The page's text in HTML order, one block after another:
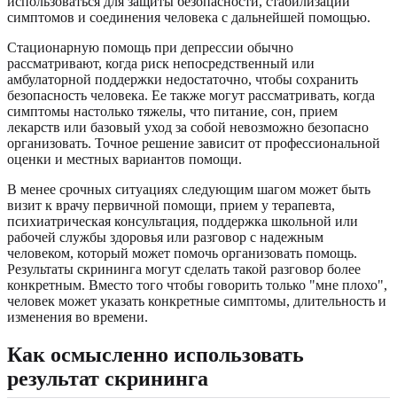
симптомов и соединения человека с дальнейшей помощью.
Стационарную помощь при депрессии обычно
рассматривают, когда риск непосредственный или
амбулаторной поддержки недостаточно, чтобы сохранить
безопасность человека. Ее также могут рассматривать, когда
симптомы настолько тяжелы, что питание, сон, прием
лекарств или базовый уход за собой невозможно безопасно
организовать. Точное решение зависит от профессиональной
оценки и местных вариантов помощи.
В менее срочных ситуациях следующим шагом может быть
визит к врачу первичной помощи, прием у терапевта,
психиатрическая консультация, поддержка школьной или
рабочей службы здоровья или разговор с надежным
человеком, который может помочь организовать помощь.
Результаты скрининга могут сделать такой разговор более
конкретным. Вместо того чтобы говорить только "мне плохо",
человек может указать конкретные симптомы, длительность и
изменения во времени.
Как осмысленно использовать
результат скрининга